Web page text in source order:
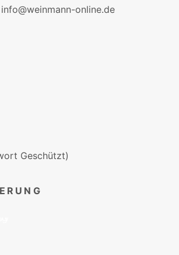
online.de
Geschützt)